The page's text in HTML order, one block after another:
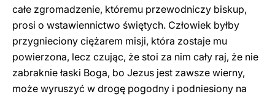
całe zgromadzenie, któremu przewodniczy biskup,
prosi o wstawiennictwo świętych. Człowiek byłby
przygnieciony ciężarem misji, która zostaje mu
powierzona, lecz czując, że stoi za nim cały raj, że nie
zabraknie łaski Boga, bo Jezus jest zawsze wierny,
może wyruszyć w drogę pogodny i podniesiony na